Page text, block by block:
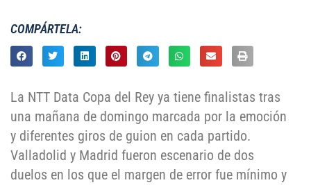
COMPÁRTELA:
La NTT Data Copa del Rey ya tiene finalistas tras
una mañana de domingo marcada por la emoción
y diferentes giros de guion en cada partido.
Valladolid y Madrid fueron escenario de dos
duelos en los que el margen de error fue mínimo y